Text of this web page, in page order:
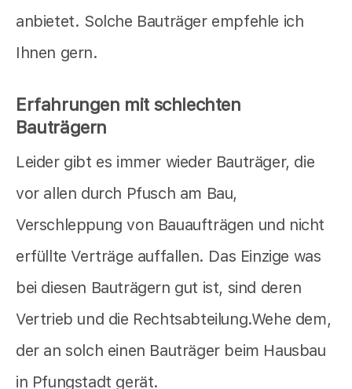
anbietet. Solche Bauträger empfehle ich
Ihnen gern.
Erfahrungen mit schlechten
Bauträgern
Leider gibt es immer wieder Bauträger, die
vor allen durch Pfusch am Bau,
Verschleppung von Bauaufträgen und nicht
erfüllte Verträge auffallen. Das Einzige was
bei diesen Bauträgern gut ist, sind deren
Vertrieb und die Rechtsabteilung.Wehe dem,
der an solch einen Bauträger beim Hausbau
in Pfungstadt gerät.